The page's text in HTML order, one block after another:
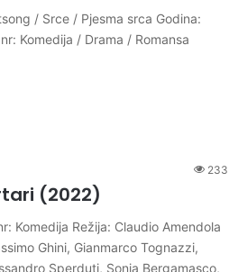
/ Srce / Pjesma srca Godina:
Komedija / Drama / Romansa
233
(2022)
Komedija Režija: Claudio Amendola
Ghini, Gianmarco Tognazzi,
Sperduti, Sonia Bergamasco,